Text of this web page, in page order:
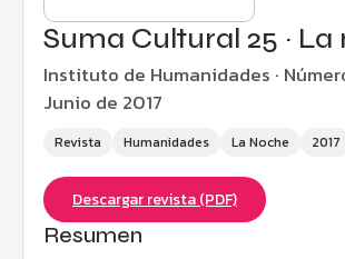
Suma Cultural 25 · La
Instituto de Humanidades ·
Junio de 2017
Revista Humanidades La Noche 2017
Descargar revista (PDF)
Resumen